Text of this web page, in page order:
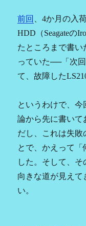
に
前回
、4か月の入
HDD（Seagateの
たところまで書い
っていた──「次
て、故障した
というわけで、
論から先に書いて
だし、これは失敗
とで、かえって「
した。そして、
向きな道が見えて
い。